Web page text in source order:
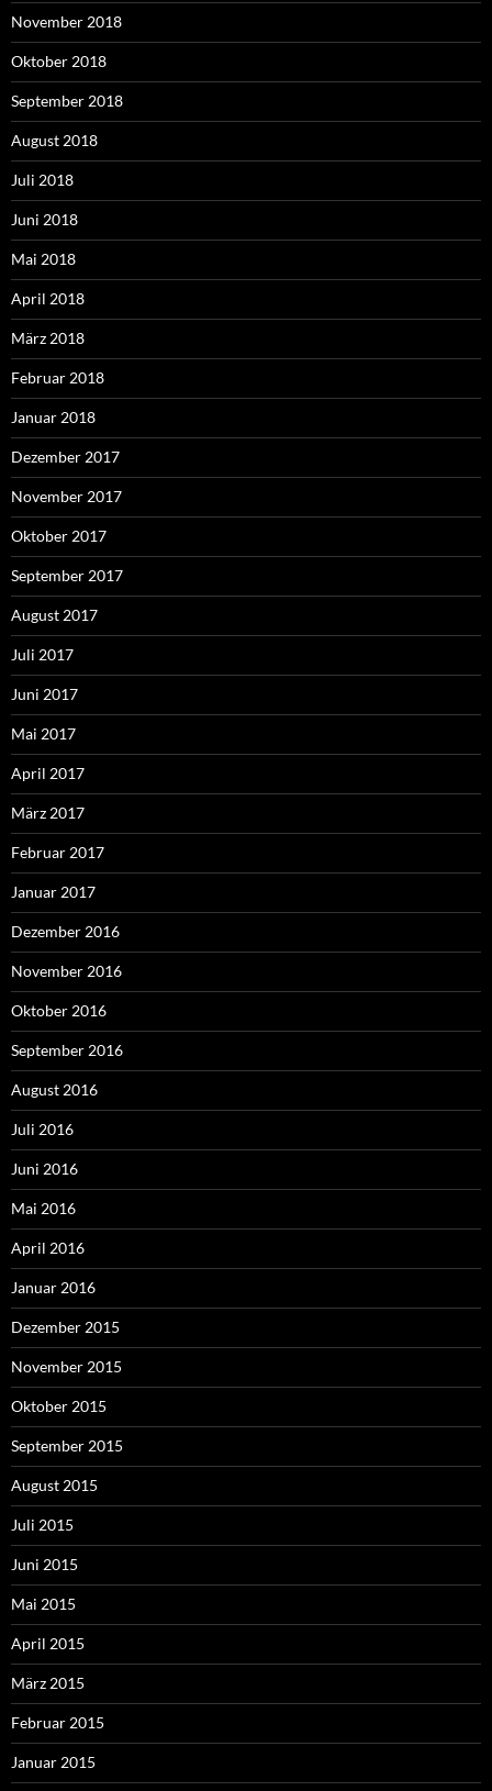
November 2018
Oktober 2018
September 2018
August 2018
Juli 2018
Juni 2018
Mai 2018
April 2018
März 2018
Februar 2018
Januar 2018
Dezember 2017
November 2017
Oktober 2017
September 2017
August 2017
Juli 2017
Juni 2017
Mai 2017
April 2017
März 2017
Februar 2017
Januar 2017
Dezember 2016
November 2016
Oktober 2016
September 2016
August 2016
Juli 2016
Juni 2016
Mai 2016
April 2016
Januar 2016
Dezember 2015
November 2015
Oktober 2015
September 2015
August 2015
Juli 2015
Juni 2015
Mai 2015
April 2015
März 2015
Februar 2015
Januar 2015